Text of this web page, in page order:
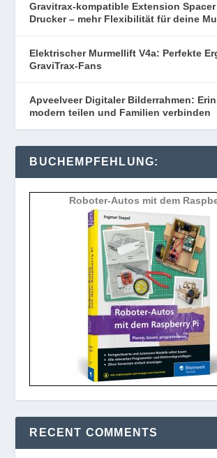
Gravitrax-kompatible Extension Spacer
Drucker – mehr Flexibilität für deine
Elektrischer Murmellift V4a: Perfekte
GraviTrax-Fans
Apveelveer Digitaler Bilderrahmen:
modern teilen und Familien verbinden
BUCHEMPFEHLUNG:
Roboter-Autos mit dem
RECENT COMMENTS